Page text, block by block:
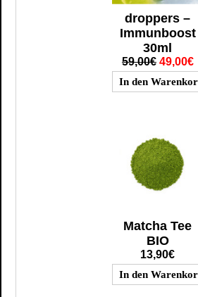
droppers –
Immunboost
30ml
59,00€ 49,00€
Matcha Tee
BIO
13,90€